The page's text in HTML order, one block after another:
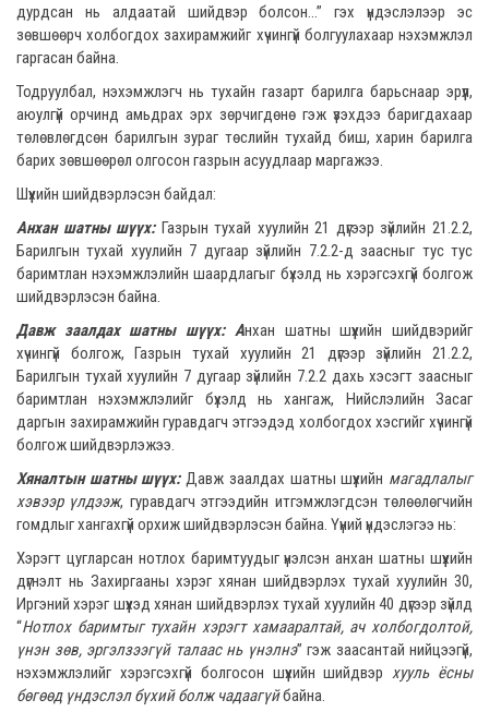
дурдсан нь алдаатай шийдвэр болсон...” гэх үндэслэлээр эс
зөвшөөрч холбогдох захирамжийг хүчингүй болгуулахаар нэхэмжлэл
гаргасан байна.
Тодруулбал, нэхэмжлэгч нь тухайн газарт барилга барьснаар эрүүл,
аюулгүй орчинд амьдрах эрх зөрчигдөнө гэж үзэхдээ баригдахаар
төлөвлөгдсөн барилгын зураг төслийн тухайд биш, харин барилга
барих зөвшөөрөл олгосон газрын асуудлаар маргажээ.
Шүүхийн шийдвэрлэсэн байдал:
Анхан шатны шүүх:Газрын тухай хуулийн 21 дүгээр зүйлийн 21.2.2,
Барилгын тухай хуулийн 7 дугаар зүйлийн 7.2.2-д заасныг тус тус
баримтлан нэхэмжлэлийн шаардлагыг бүхэлд нь хэрэгсэхгүй болгож
шийдвэрлэсэн байна.
Давж заалдах шатны шүүх: Анхан шатны шүүхийн шийдвэрийг
хүчингүй болгож, Газрын тухай хуулийн 21 дүгээр зүйлийн 21.2.2,
Барилгын тухай хуулийн 7 дугаар зүйлийн 7.2.2 дахь хэсэгт заасныг
баримтлан нэхэмжлэлийг бүхэлд нь хангаж, Нийслэлийн Засаг
даргын захирамжийн гуравдагч этгээдэд холбогдох хэсгийг хүчингүй
болгож шийдвэрлэжээ.
Хяналтын шатны шүүх:Давж заалдах шатны шүүхийн магадлалыг
хэвээр үлдээж, гуравдагч этгээдийн итгэмжлэгдсэн төлөөлөгчийн
гомдлыг хангахгүй орхиж шийдвэрлэсэн байна. Үүний үндэслэгээ нь:
Хэрэгт цугларсан нотлох баримтуудыг үнэлсэн анхан шатны шүүхийн
дүгнэлт нь Захиргааны хэрэг хянан шийдвэрлэх тухай хуулийн 30,
Иргэний хэрэг шүүхэд хянан шийдвэрлэх тухай хуулийн 40 дүгээр зүйлд
“Нотлох баримтыг тухайн хэрэгт хамааралтай, ач холбогдолтой,
үнэн зөв, эргэлзээгүй талаас нь үнэлнэ” гэж заасантай нийцээгүй,
нэхэмжлэлийг хэрэгсэхгүй болгосон шүүхийн шийдвэрхууль ёсны
бөгөөд үндэслэл бүхий болж чадаагүйбайна.